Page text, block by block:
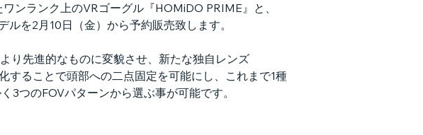
ンランク上のVRゴーグル『HOMiDO PRIME』と、
を2月10日（金）から予約販売致します。
り先進的なものに変貌させ、新たな独自レンズ
することで頭部への二点固定を可能にし、これまで1種
つのFOVパターンから選ぶ事が可能です。